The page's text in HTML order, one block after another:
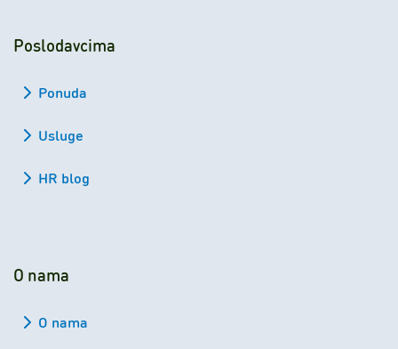
Poslodavcima
Ponuda
Usluge
HR blog
O nama
O nama